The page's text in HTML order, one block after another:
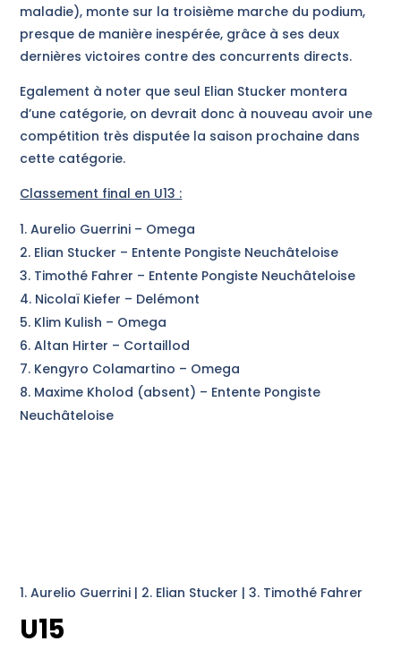
maladie), monte sur la troisième marche du podium,
presque de manière inespérée, grâce à ses deux
dernières victoires contre des concurrents directs.
Egalement à noter que seul Elian Stucker montera
d’une catégorie, on devrait donc à nouveau avoir une
compétition très disputée la saison prochaine dans
cette catégorie.
Classement final en U13 :
Aurelio Guerrini – Omega
Elian Stucker – Entente Pongiste Neuchâteloise
Timothé Fahrer – Entente Pongiste Neuchâteloise
Nicolaï Kiefer – Delémont
Klim Kulish – Omega
Altan Hirter – Cortaillod
Kengyro Colamartino – Omega
Maxime Kholod (absent) – Entente Pongiste
Neuchâteloise
1. Aurelio Guerrini | 2. Elian Stucker | 3. Timothé Fahrer
U15